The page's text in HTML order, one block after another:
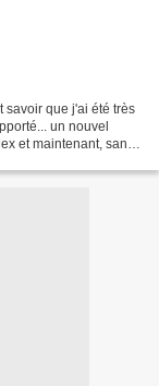
savoir que j'ai été très
un nouvel
et maintenant, sans